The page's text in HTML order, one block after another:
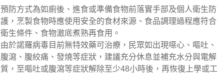
預防方式為如廁後、進食或準備食物前落實手部及個人衛生防
護，烹製食物時應使用安全的食材來源、食品調理過程應符合
衛生條件、食物澈底煮熟再食用。
由於諾羅病毒目前無特效藥可治療，民眾如出現噁心、嘔吐、
腹瀉、腹絞痛、發燒等症狀，建議充分休息並補充水分與電解
質，至嘔吐或腹瀉等症狀解除至少48小時後，再恢復上學或工